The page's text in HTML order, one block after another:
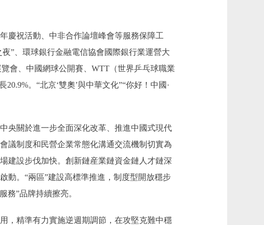
祝活動、中非合作論壇峰會等服務保障工
”、環球銀行金融電信協會國際銀行業運營大
會、中國網球公開賽、WTT（世界乒乓球職業
。“北京‘雙奧’與中華文化”“你好！中國·
關於進一步全面深化改革、推進中國式現代
議制度和民營企業常態化溝通交流機制切實為
建設步伐加快。創新鏈産業鏈資金鏈人才鏈深
動。“兩區”建設高標準推進，制度型開放穩步
務”品牌持續擦亮。
精準有力實施逆週期調節，在攻堅克難中穩